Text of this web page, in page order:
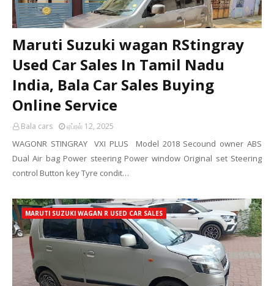
Maruti Suzuki wagan RStingray
Used Car Sales In Tamil Nadu
India, Bala Car Sales Buying
Online Service
Bala cars ஏப்ரல் 12, 2025
WAGONR STINGRAY VXI PLUS Model 2018 Secound owner ABS
Dual Air bag Power steering Power window Original set Steering
control Button key Tyre condit…
MARUTI SUZUKI WAGAN R USED CAR SALES